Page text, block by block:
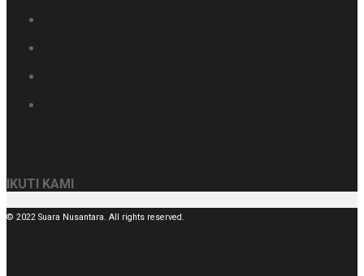
IKUTI KAMI
© 2022 Suara Nusantara. All rights reserved.